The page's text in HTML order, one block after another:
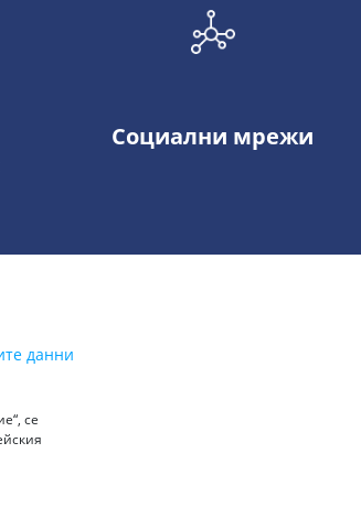
Социални мрежи
данни
се